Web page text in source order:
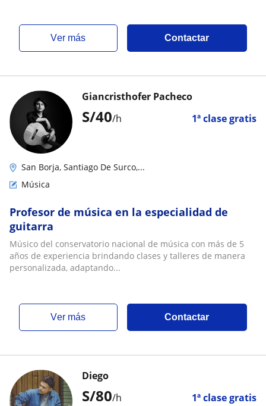
ver más Contactar
S/40/h 1ª clase gratis
Giancristhofer Pacheco
San Borja, Santiago De Surco,...
Música
Profesor de música en la especialidad de
guitarra
Músico del conservatorio nacional de música con más de 5
años de experiencia brindando clases y talleres de manera
personalizada, adaptando...
ver más Contactar
S/80/h 1ª clase gratis
Diego